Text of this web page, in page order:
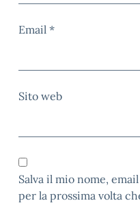
Email *
Sito web
Salva il mio nome,
per la prossima volta